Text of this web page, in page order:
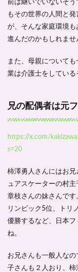
前は継いでいないそ
もその世界の人間と
が、そんな家庭環境
進んだのかもしれませ
また、母親について
業は介護士をしている
兄の配偶者は元
https://x.com/
s=20
柿澤勇人さんにはお
ュアスケーターの村
章枝さんの妹さんで
リンピック5位、トリ
優勝するなど、日本
ね。
お兄さんも一般人な
子さんも２人おり、